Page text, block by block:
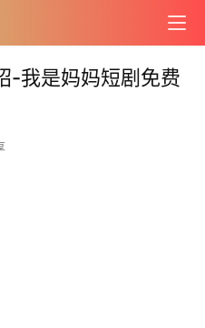
-我是妈妈短剧免费